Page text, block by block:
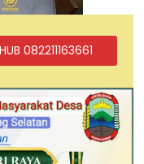
082211163661